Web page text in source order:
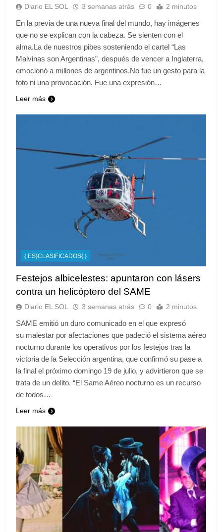
Diario EL SOL 3 semanas atrás 0 2 minutos
En la previa de una nueva final del mundo, hay imágenes
que no se explican con la cabeza. Se sienten con el
alma.La de nuestros pibes sosteniendo el cartel “Las
Malvinas son Argentinas”, después de vencer a Inglaterra,
emocionó a millones de argentinos.No fue un gesto para la
foto ni una provocación. Fue una expresión…
Leer más
{:ES}CLASIFICADOS{:}
Festejos albicelestes: apuntaron con lásers
contra un helicóptero del SAME
Diario EL SOL 3 semanas atrás 0 2 minutos
SAME emitió un duro comunicado en el que expresó
su malestar por afectaciones que padeció el sistema aéreo
nocturno durante los operativos por los festejos tras la
victoria de la Selección argentina, que confirmó su pase a
la final el próximo domingo 19 de julio, y advirtieron que se
trata de un delito. “El Same Aéreo nocturno es un recurso
de todos…
Leer más